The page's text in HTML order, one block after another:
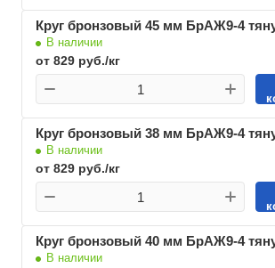
Круг бронзовый 45 мм БрАЖ9-4
В наличии
от 829 руб./кг
Круг бронзовый 38 мм БрАЖ9-4
В наличии
от 829 руб./кг
Круг бронзовый 40 мм БрАЖ9-4
В наличии